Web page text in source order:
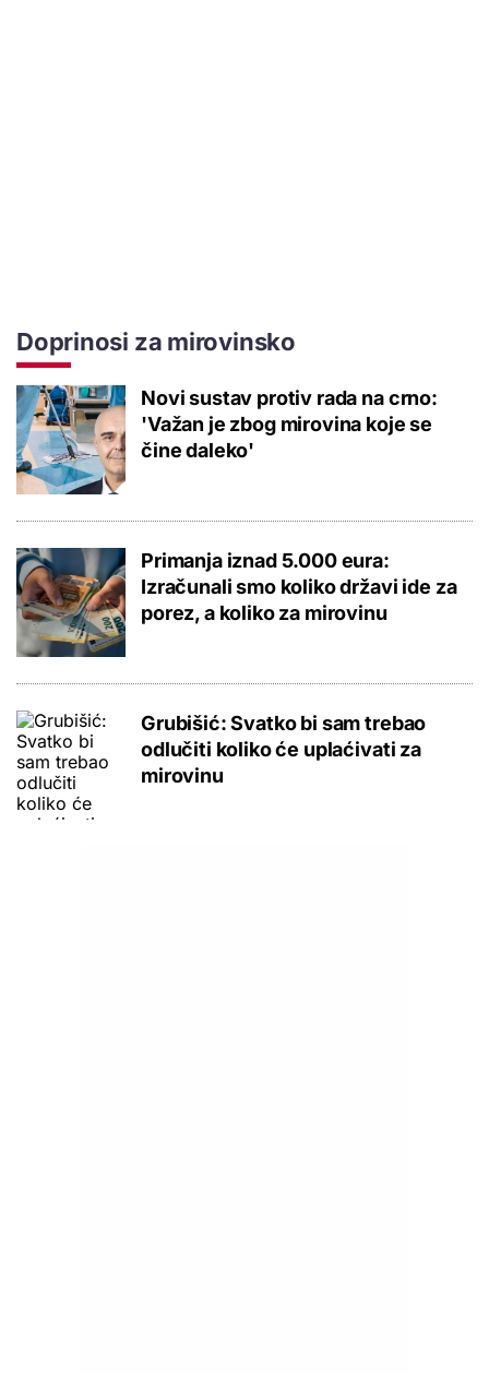
Doprinosi za mirovinsko
Novi sustav protiv rada na crno:
'Važan je zbog mirovina koje se
čine daleko'
Primanja iznad 5.000 eura:
Izračunali smo koliko državi ide za
porez, a koliko za mirovinu
Grubišić: Svatko bi sam trebao
odlučiti koliko će uplaćivati za
mirovinu